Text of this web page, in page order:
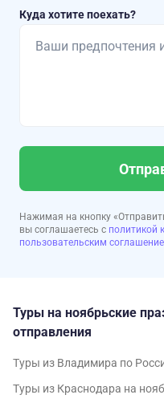
Куда хотите поехать?
Нажимая на кнопку
вы соглашаетесь с политикой
пользовательским
Туры на ноябрьские
отправления
Туры из Владимира по
Туры из Краснодара на